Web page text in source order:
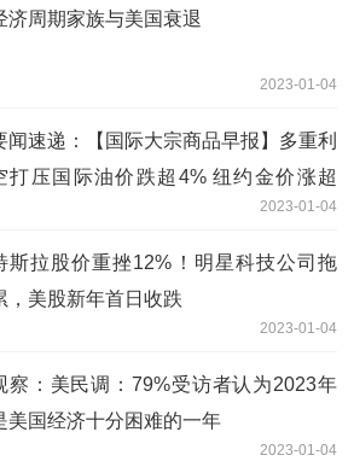
济周期家族与美国衰退
2023-01-04
闻速递：【国际大宗商品早报】多重利
打压国际油价跌超4% 纽约金价涨超
2023-01-04
斯拉股价重挫12%！明星科技公司拖
，美股新年首日收跌
2023-01-04
察：美民调：79%受访者认为2023年
美国经济十分困难的一年
2023-01-04